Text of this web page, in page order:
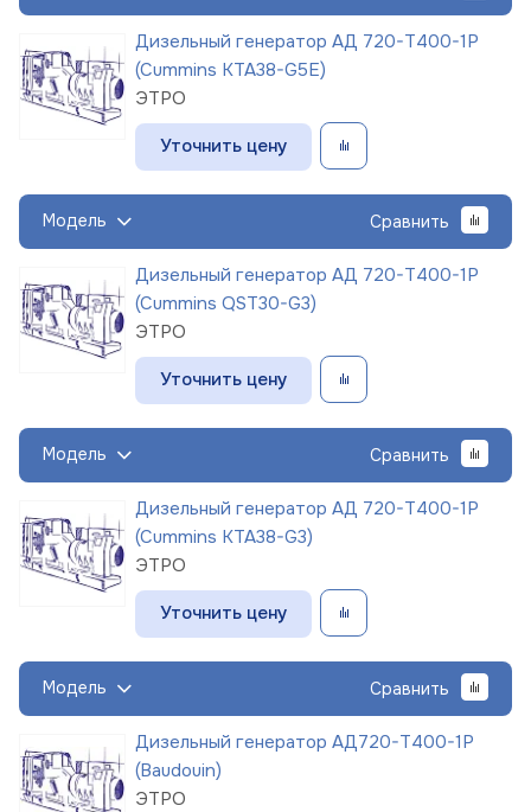
Дизельный генератор АД 720-Т400-1Р
(Cummins KTA38-G5E)
ЭТРО
Уточнить цену
Модель Сравнить
Дизельный генератор АД 720-Т400-1Р
(Cummins QST30-G3)
ЭТРО
Уточнить цену
Модель Сравнить
Дизельный генератор АД 720-Т400-1Р
(Cummins KTA38-G3)
ЭТРО
Уточнить цену
Модель Сравнить
Дизельный генератор АД720-Т400-1Р
(Baudouin)
ЭТРО